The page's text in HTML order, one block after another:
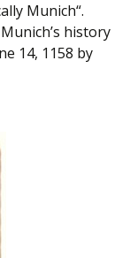
Munich“.
history
14, 1158 by